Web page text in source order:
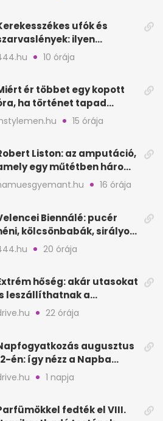
ufók és
ilyen
új filmje
10 órája
ér többet egy kopott
ha történet tapad
15 órája
Liston: az amputáció,
egy műtétben három
követelt
16 órája
Biennálé: pucér
kölcsönbabák, sirályok,
kész a családi program
20 órája
hőség: akár utasokat
leszállíthatnak a
22 órája
augusztus
én: így nézz a Napba
1 napja
fedték el VIII.